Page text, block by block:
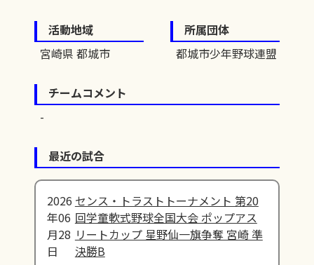
活動地域
宮崎県 都城市
所属団体
都城市少年野球連盟
チームコメント
最近の試合
2026
年06
月28
日
センス・トラストトーナメント 第20
回学童軟式野球全国大会 ポップアス
リートカップ 星野仙一旗争奪 宮崎 準
決勝B